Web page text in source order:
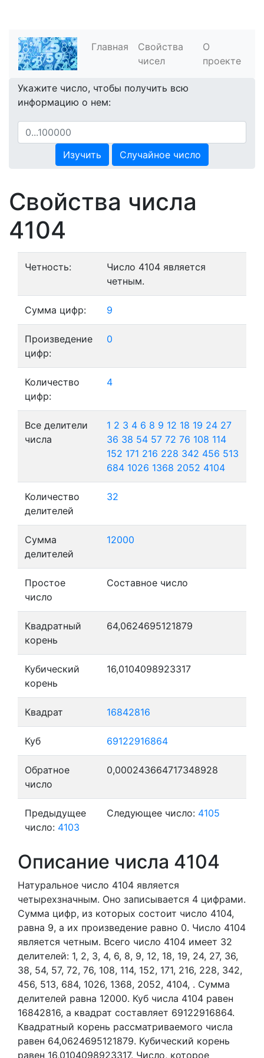
Главная
Свойства
чисел
О
проекте
Укажите число, чтобы получить всю
информацию о нем:
Изучить Случайное число
Свойства числа
4104
Четность:
Число 4104 является
четным.
Сумма цифр: 9
Произведение
цифр:
0
Количество
цифр:
4
Все делители
числа
1 2 3 4 6 8 9 12 18 19 24 27
36 38 54 57 72 76 108 114
152 171 216 228 342 456 513
684 1026 1368 2052 4104
Количество
делителей
32
Сумма
делителей
12000
Простое
число
Составное число
Квадратный
корень
64,0624695121879
Кубический
корень
16,0104098923317
Квадрат 16842816
Куб 69122916864
Обратное
число
0,000243664717348928
Предыдущее
число: 4103
Следующее число: 4105
Описание числа 4104
Натуральное число 4104 является
четырехзначным. Оно записывается 4 цифрами.
Сумма цифр, из которых состоит число 4104,
равна 9, а их произведение равно 0. Число 4104
является четным. Всего число 4104 имеет 32
делителей: 1, 2, 3, 4, 6, 8, 9, 12, 18, 19, 24, 27, 36,
38, 54, 57, 72, 76, 108, 114, 152, 171, 216, 228, 342,
456, 513, 684, 1026, 1368, 2052, 4104, . Сумма
делителей равна 12000. Куб числа 4104 равен
16842816, а квадрат составляет 69122916864.
Квадратный корень рассматриваемого числа
равен 64,0624695121879. Кубический корень
равен 16,0104098923317. Число, которое